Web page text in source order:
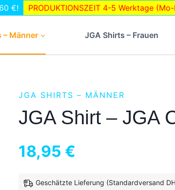
€! PRODUKTIONSZEIT 4-5 Werktage
– Männer JGA Shirts – Frauen
JGA SHIRTS – MÄNNER
JGA Shirt – JGA
18,95 €
Geschätzte Lieferung (Standardversand